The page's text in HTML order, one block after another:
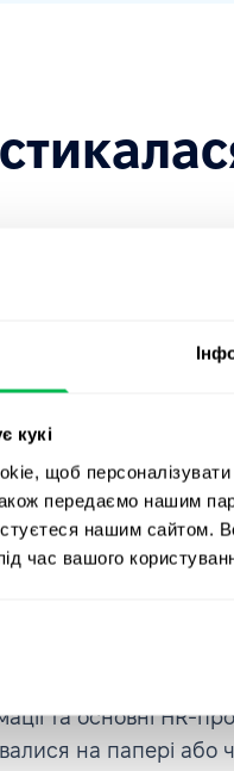
кукі
щоб персоналізувати
передаємо нашим
нашим сайтом.
час вашого
команда
іншої системи
рішень,
ефективності
подальшого
до неї
інструментів
та основні HR-
на папері або